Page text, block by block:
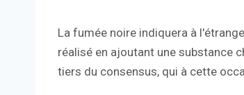
La fumée noire indiquera à
réalisé en ajoutant une substance
tiers du consensus, qui à cette